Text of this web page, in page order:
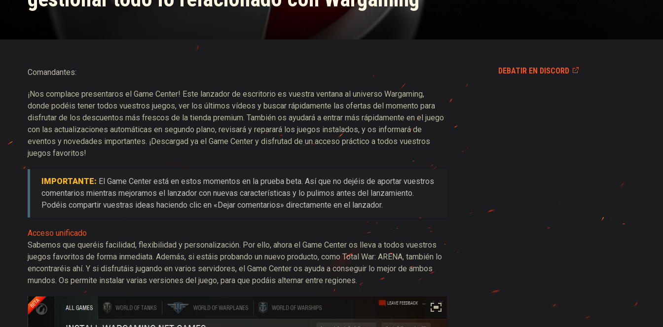
Guía de las entregas de suministros de Twitch
DEBATIR EN DISCORD
Comandantes:
¡Nos complace presentaros el Game Center! Este lanzador de escritorio es vuestra ventana al universo Wargaming,
donde podéis tener todos vuestros juegos, ver los últimos vídeos y buscar rápidamente las ofertas del momento para
disfrutar de los descuentos más frescos de la tienda premium. También os ayudará a entrar más rápidamente en el juego
con las actualizaciones automáticas en segundo plano, revisará y reparará los juegos instalados, y os informará de
eventos y novedades importantes. ¡Descargad ya el Game Center y disfrutad de un acceso práctico a todos vuestros
juegos favoritos!
IMPORTANTE: El Game Center está en estos momentos en la prueba beta. Así que no dejéis de aportar vuestros
comentarios mientras mejoramos el lanzador con nuevas características y lo pulimos antes del lanzamiento.
Podéis compartir vuestras ideas haciendo clic en «Dejar comentarios» directamente en el lanzador.
Acceso unificado
Sabemos que queréis facilidad, flexibilidad y personalización. Por ello, ahora el Game Center os lleva a todos vuestros
juegos favoritos de forma inmediata. Además, si estáis probando un nuevo producto, como Total War: ARENA, también lo
encontraréis ahí. Y si disfrutáis jugando en varios servidores, el Game Center os ayuda a conseguir lo mejor de ambos
mundos. Os permite instalar varias versiones del juego, para que podáis alternar entre regiones.